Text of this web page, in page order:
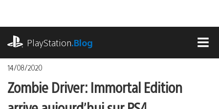
contenu
PlayStation.Blog
14/08/2020
Zombie Driver: Immortal Edition